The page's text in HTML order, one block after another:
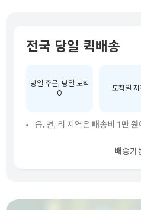
전국 당일 퀵배송
당일 주문, 당일 도착
O
도착일 지
읍, 면, 리 지역은 배송비 1만 원
배송가